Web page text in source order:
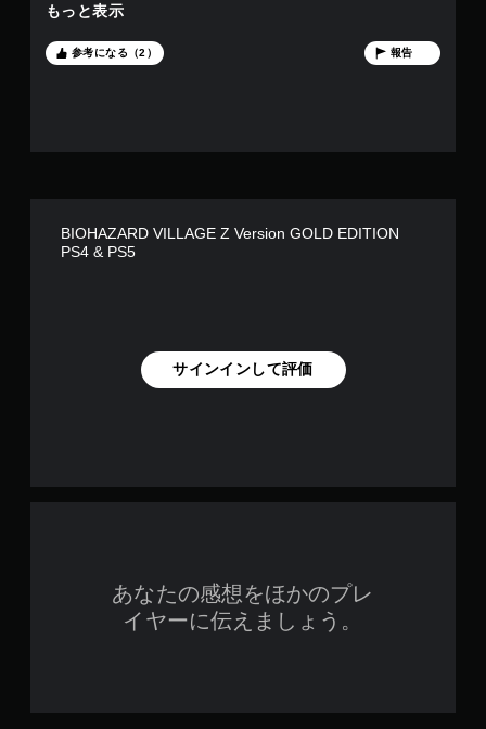
で、トロコンする際もだれずに回れます。さらに、クリア後は
マーセナリーズというアクション特化のミニゲームが解放され
るのですが、これが本編以上のやりごたえがあり、プレイヤー
を飽きさせません。特に、ハードモードは鬼畜的な難易度です
ます)。追加コンテンツのShadows of Roseは本編とは打って
なかった方も楽しめると思います。こちらは従来通りのTPS
で、イーサンの娘の「最強ガール」ことローズマリーのお話が
することなく身を挺して立ち向かうイーサンパパがカッコ良す
ぎるので、私の中ではシリーズの中でRE4を超えて1番面白い
な人にとって、絶対にプレイすべき一本！
もっと表示
参考になる（2） 報告
BIOHAZARD VILLAGE Z Version GOLD EDITION
PS4 & PS5
サインインして評価
あなたの感想をほかのプレ
イヤーに伝えましょう。